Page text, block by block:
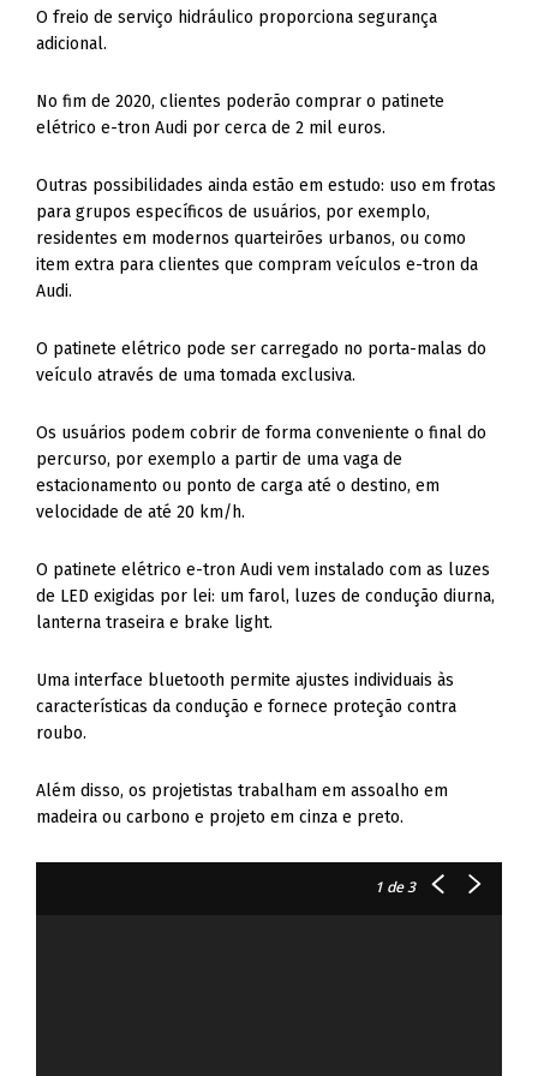
O freio de serviço hidráulico proporciona segurança
adicional.
No fim de 2020, clientes poderão comprar o patinete
elétrico e-tron Audi por cerca de 2 mil euros.
Outras possibilidades ainda estão em estudo: uso em frotas
para grupos específicos de usuários, por exemplo,
residentes em modernos quarteirões urbanos, ou como
item extra para clientes que compram veículos e-tron da
Audi.
O patinete elétrico pode ser carregado no porta-malas do
veículo através de uma tomada exclusiva.
Os usuários podem cobrir de forma conveniente o final do
percurso, por exemplo a partir de uma vaga de
estacionamento ou ponto de carga até o destino, em
velocidade de até 20 km/h.
O patinete elétrico e-tron Audi vem instalado com as luzes
de LED exigidas por lei: um farol, luzes de condução diurna,
lanterna traseira e brake light.
Uma interface bluetooth permite ajustes individuais às
características da condução e fornece proteção contra
roubo.
Além disso, os projetistas trabalham em assoalho em
madeira ou carbono e projeto em cinza e preto.
1de 3